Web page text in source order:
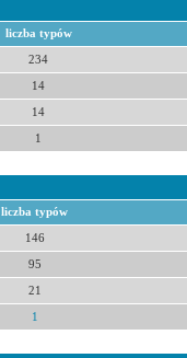
liczba typów
234
14
14
1
liczba typów
146
95
21
1